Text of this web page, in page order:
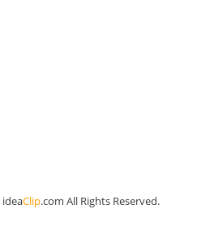
ideaClip.com All Rights Reserved.